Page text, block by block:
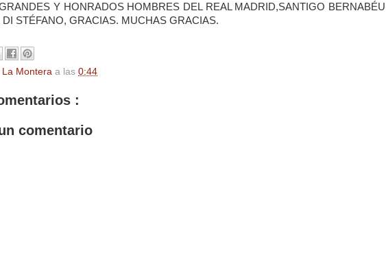
Y HONRADOS HOMBRES DEL REAL MADRID,SANTIGO BERNABÉU
STÉFANO, GRACIAS. MUCHAS GRACIAS.
La Montera a las 0:44
:
comentario